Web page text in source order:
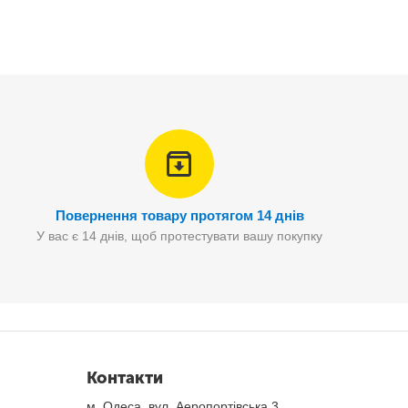
Повернення товару протягом 14 днів
У вас є 14 днів, щоб протестувати вашу покупку
Контакти